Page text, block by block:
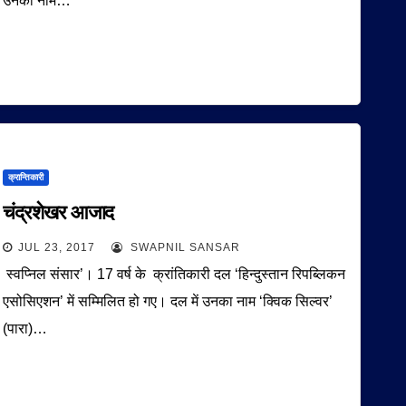
क्रान्तिकारी
चंद्रशेखर आजाद
JUL 23, 2017 SWAPNIL SANSAR
स्वप्निल संसार’। 17 वर्ष के क्रांतिकारी दल ‘हिन्दुस्तान रिपब्लिकन
एसोसिएशन’ में सम्मिलित हो गए। दल में उनका नाम ‘क्विक सिल्वर’
(पारा)…